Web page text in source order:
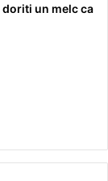
doriti un melc ca